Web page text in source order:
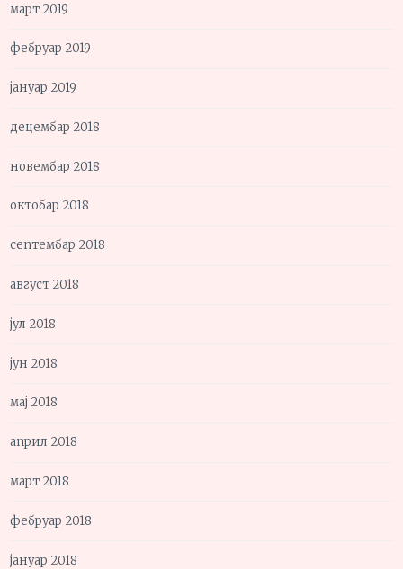
март 2019
фебруар 2019
јануар 2019
децембар 2018
новембар 2018
октобар 2018
септембар 2018
август 2018
јул 2018
јун 2018
мај 2018
април 2018
март 2018
фебруар 2018
јануар 2018